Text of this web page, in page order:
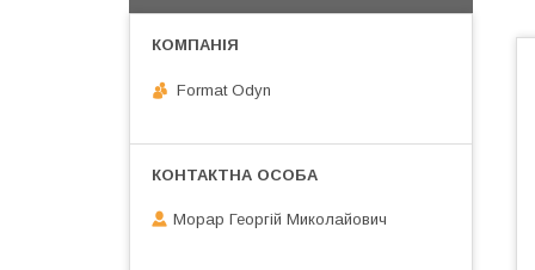
Format Odyn
Морар Георгій Миколайович